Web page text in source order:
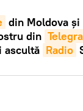
din Moldova
din
ascultă Radio